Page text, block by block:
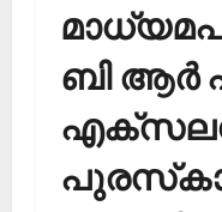
ബി ആര്‍